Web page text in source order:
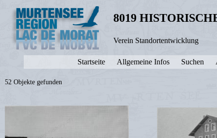
8019
Verein Standortentwicklung
Startseite Allgemeine Infos Suchen
52 Objekte gefunden